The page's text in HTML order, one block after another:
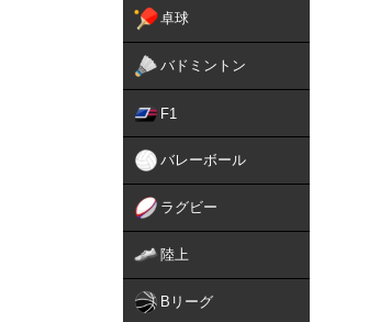
卓球
バドミントン
F1
バレーボール
ラグビー
陸上
Bリーグ